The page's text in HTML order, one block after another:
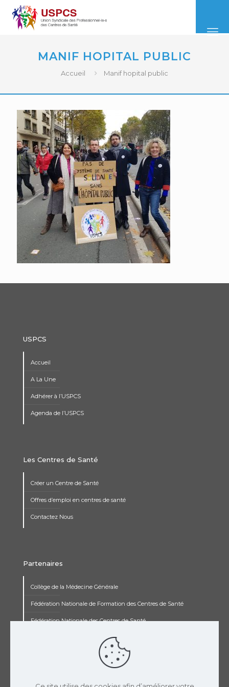
MANIF HOPITAL PUBLIC
Accueil Manif hopital public
USPCS
Accueil
A La Une
Adhérer à l’USPCS
Agenda de l’USPCS
Les Centres de Santé
Créer un Centre de Santé
Offres d’emploi en centres de santé
Contactez Nous
Partenaires
Collège de la Médecine Générale
Fédération Nationale de Formation des Centres de Santé
Fédération Nationale des Centres de Santé
Institut de Recherche Jean François Rey